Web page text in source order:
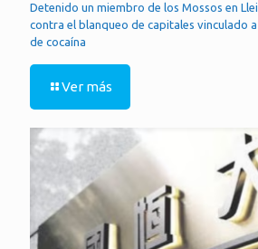
Detenido un miembro de los Mossos en
contra el blanqueo de capitales vinculado
de cocaína
Ver más